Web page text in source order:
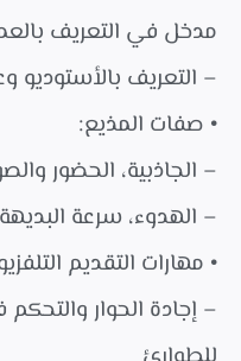
مدخل في التعريف
– التعريف بالأستوديو
• صفات المذيع:
– الجاذبية، الحضور
– الهدوء، سرعة البديهة
• مهارات التقديم
– إجادة الحوار